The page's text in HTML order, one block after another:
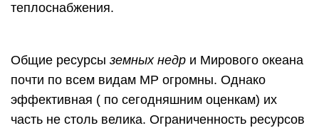
теплоснабжения.
Общие ресурсы земных недр и Мирового океана
почти по всем видам МР огромны. Однако
эффективная ( по сегодняшним оценкам) их
часть не столь велика. Ограниченность ресурсов